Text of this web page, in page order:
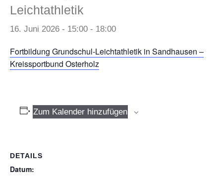
Leichtathletik
16. Juni 2026 - 15:00 - 18:00
Fortbildung Grundschul-Leichtathletik in Sandhausen –
Kreissportbund Osterholz
Zum Kalender hinzufügen
DETAILS
Datum: